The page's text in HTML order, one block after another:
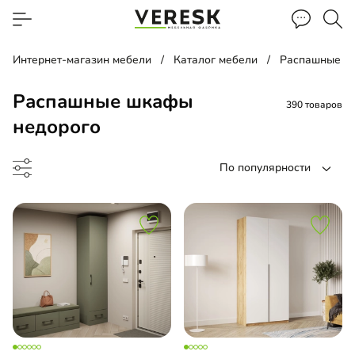
Интернет-магазин мебели Каталог мебели Распашные
Распашные шкафы
недорого
390 товаров
По популярности